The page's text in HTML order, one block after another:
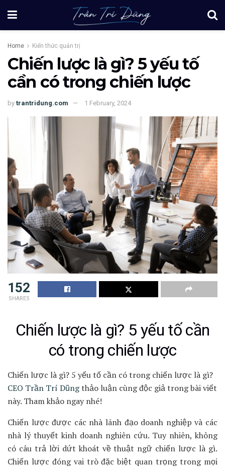
Home Kiến thức quản trị
Chiến lược là gì? 5 yếu tố
cần có trong chiến lược
by trantridung.com 1 February, 2024
152
SHARES
Chiến lược là gì? 5 yếu tố cần
có trong chiến lược
Chiến lược là gì? 5 yếu tố cần có trong chiến lược là gì?
CEO Trần Trí Dũngthảo luận cùng độc giả trong bài viết
này. Tham khảo ngay nhé!
Chiến lược được các nhà lãnh đạo doanh nghiệp và các
nhà lý thuyết kinh doanh nghiên cứu. Tuy nhiên, không
có câu trả lời dứt khoát về thuật ngữ chiến lược là gì.
Chiến lược đóng vai trò đặc biệt quan trọng trong mọi